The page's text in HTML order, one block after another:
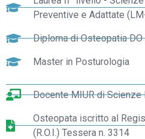
Preventive e Adattate
Diploma di Osteopatia DO
Master in Posturologia
Docente MIUR di
Osteopata iscritto al
(R.O.I.) Tessera n. 3314
Ciao, Sono l’assistente virtuale
Ti aiuto a navigare il sito e
trattamenti e prenotazioni.